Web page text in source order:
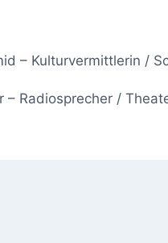
– Kulturvermittlerin /
– Radiosprecher /